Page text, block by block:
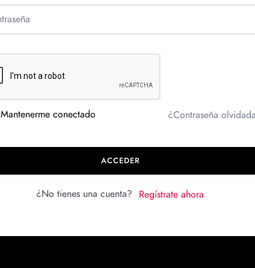
Mantenerme conectado ¿Contraseña
ACCEDER
¿No tienes una cuenta? Regístrate ahora